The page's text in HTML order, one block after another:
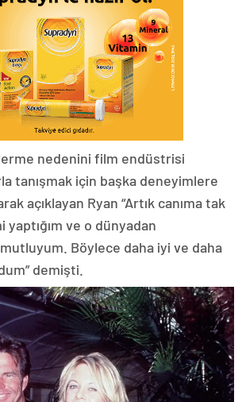
nedenini film endüstrisi
tanışmak için başka deneyimlere
açıklayan Ryan “Artık canıma tak
ve o dünyadan
mutluyum. Böylece daha iyi ve daha
demişti.